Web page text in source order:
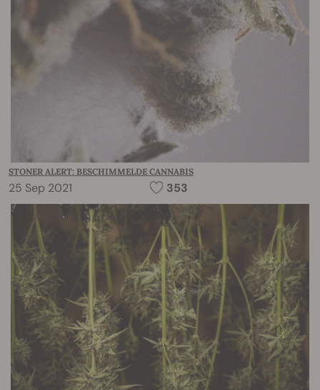
STONER ALERT: BESCHIMMELDE CANNABIS
25 Sep 2021 353